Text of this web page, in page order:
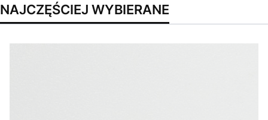
NAJCZĘŚCIEJ WYBIERANE